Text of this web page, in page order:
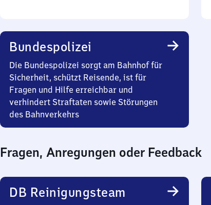
Bundespolizei
Die Bundespolizei sorgt am Bahnhof für
Sicherheit, schützt Reisende, ist für
Fragen und Hilfe erreichbar und
verhindert Straftaten sowie Störungen
des Bahnverkehrs
Fragen, Anregungen oder Feedback
DB Reinigungsteam